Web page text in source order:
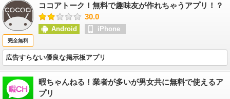
完全無料
ココアトーク！無料で趣味友が作れちゃうアプリ！？
30.0
Android iPhone
広告すらない優良な掲示板アプリ
暇ちゃんねる！業者が多いが男女共に無料で使えるア
プリ